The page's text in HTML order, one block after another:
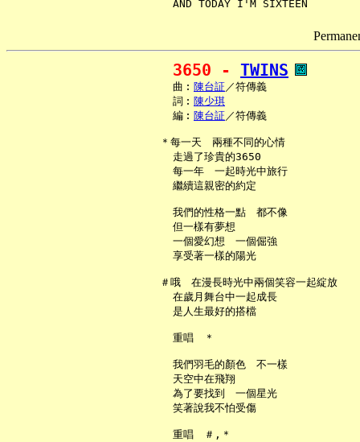
3650 - TWINS
     曲︰
陳台証／符傳義
     詞︰
陳少琪
     編︰
陳台証／符傳義
   ＊每一天　兩種不同的心情
     走過了珍貴的3650
     每一年　一起時光中旅行
     繼續這親密的約定
     我們的性格一點　都不像
     但一樣有夢想
     一個愛幻想　一個倔強
     享受著一樣的陽光
   ＃哦　在漫長時光中兩個笑容一起綻放
     在歲月舞台中一起成長
     是人生最好的搭檔
     重唱　＊
     我們羽毛的顏色　不一樣
     天空中在飛翔
     為了要找到　一個星光
     笑著說我不怕受傷
     重唱　＃,＊